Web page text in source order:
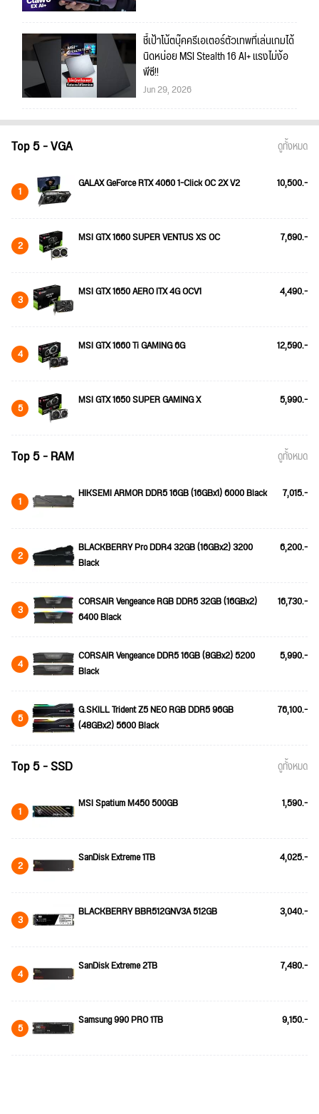
ชี้เป้าโน้ตบุ๊คครีเอเตอร์ตัวเทพที่เล่นเกมได้
นิดหน่อย MSI Stealth 16 AI+ แรงไม่ง้อ
พีซี!!
Jun 29, 2026
Top 5 - VGA ดูทั้งหมด
1 GALAX GeForce RTX 4060 1-Click OC 2X V2 10,500.-
2 MSI GTX 1660 SUPER VENTUS XS OC 7,690.-
3 MSI GTX 1650 AERO ITX 4G OCV1 4,490.-
4 MSI GTX 1660 Ti GAMING 6G 12,590.-
5 MSI GTX 1650 SUPER GAMING X 5,990.-
Top 5 - RAM ดูทั้งหมด
1 HIKSEMI ARMOR DDR5 16GB (16GBx1) 6000 Black 7,015.-
2
BLACKBERRY Pro DDR4 32GB (16GBx2) 3200
Black
6,200.-
3
CORSAIR Vengeance RGB DDR5 32GB (16GBx2)
6400 Black
16,730.-
4
CORSAIR Vengeance DDR5 16GB (8GBx2) 5200
Black
5,990.-
5
G.SKILL Trident Z5 NEO RGB DDR5 96GB
(48GBx2) 5600 Black
76,100.-
Top 5 - SSD ดูทั้งหมด
1 MSI Spatium M450 500GB 1,590.-
2 SanDisk Extreme 1TB 4,025.-
3 BLACKBERRY BBR512GNV3A 512GB 3,040.-
4 SanDisk Extreme 2TB 7,480.-
5 Samsung 990 PRO 1TB 9,150.-